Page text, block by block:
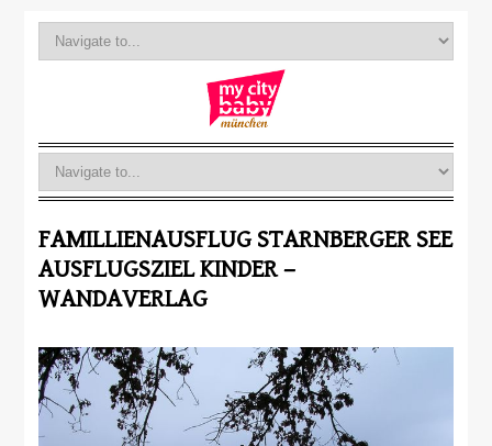
FAMILLIENAUSFLUG STARNBERGER SEE
AUSFLUGSZIEL KINDER –
WANDAVERLAG